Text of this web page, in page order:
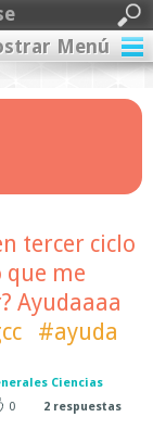
Menú
tercer ciclo
que me
Ayudaaaa
#ayuda
Ciencias
0
2 respuestas